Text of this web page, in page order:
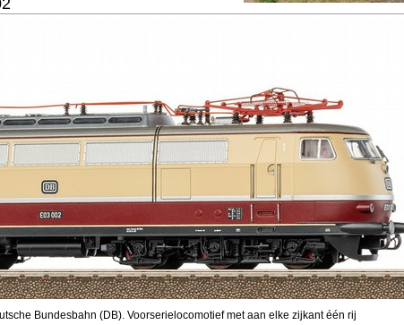
Bundesbahn (DB). Voorserielocomotief met aan elke zijkant één rij